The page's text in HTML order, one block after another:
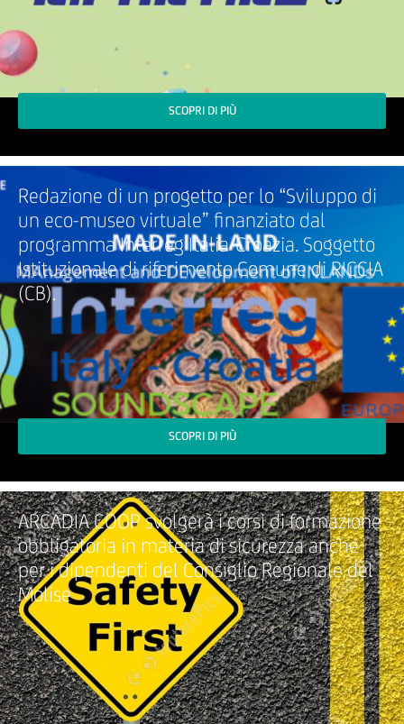
SCOPRI DI PIÙ
Redazione di un progetto per lo “Sviluppo di
un eco-museo virtuale” finanziato dal
programma Interreg Italia-Croazia. Soggetto
Istituzionale di riferimento Comune di RICCIA
(CB).
SCOPRI DI PIÙ
ARCADIA COOP svolgerà i corsi di formazione
obbligatoria in materia di sicurezza anche
per i dipendenti del Consiglio Regionale del
Molise